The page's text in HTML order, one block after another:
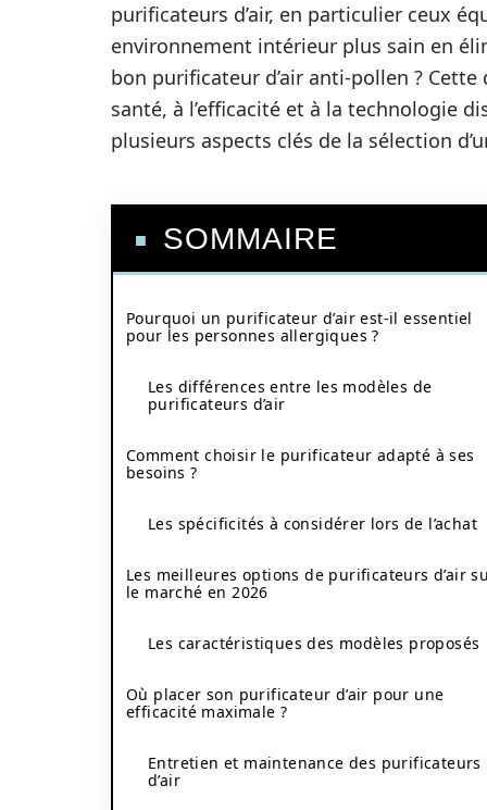
purificateurs d’air, en particulier ceux
environnement intérieur plus sain en
bon purificateur d’air anti-pollen ?
santé, à l’efficacité et à la technologie
plusieurs aspects clés de la sélection
SOMMAIRE
Pourquoi un purificateur d’air est-il essentiel
pour les personnes allergiques ?
Les différences entre les modèles de
purificateurs d’air
Comment choisir le purificateur adapté à ses
besoins ?
Les spécificités à considérer lors de l’achat
Les meilleures options de purificateurs d’air
le marché en 2026
Les caractéristiques des modèles proposés
Où placer son purificateur d’air pour une
efficacité maximale ?
Entretien et maintenance des purificateurs
d’air